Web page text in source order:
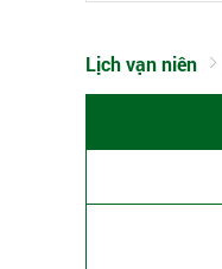
Lịch vạn niên